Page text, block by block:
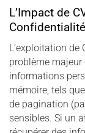
L’Impact de
L’exploitation de
problème
informations
mémoire, tels
de pagination
sensibles. Si un